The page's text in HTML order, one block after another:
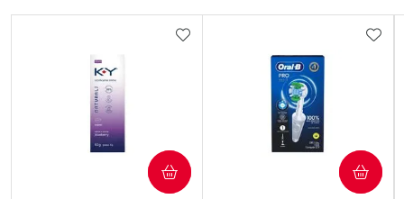
ADICIONAR AOS FAVORITOS
COMPRAR COMPRAR